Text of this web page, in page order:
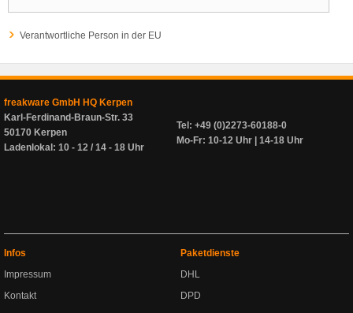
Verantwortliche Person in der EU
freakware GmbH HQ Kerpen
Karl-Ferdinand-Braun-Str. 33
50170 Kerpen
Ladenlokal: 10 - 12 / 14 - 18 Uhr
Tel: +49 (0)2273-60188-0
Mo-Fr: 10-12 Uhr | 14-18 Uhr
Infos
Impressum
Kontakt
Paketdienste
DHL
DPD